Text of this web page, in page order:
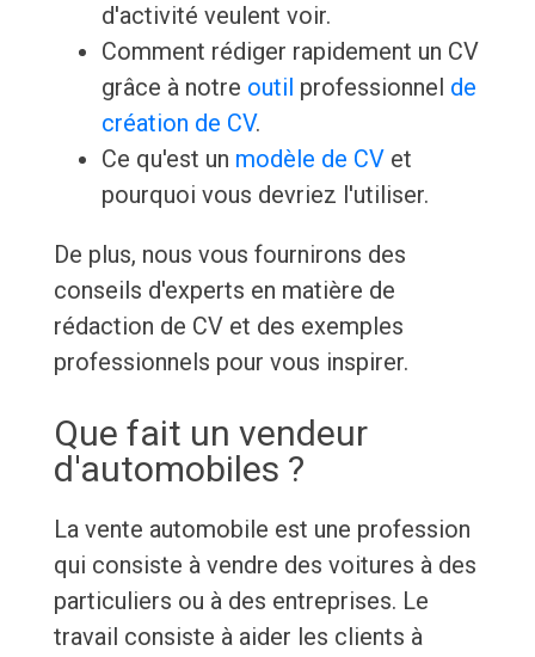
d'activité veulent voir.
Comment rédiger rapidement un CV
grâce à notre outil professionnel de
création de CV.
Ce qu'est un modèle de CVet
pourquoi vous devriez l'utiliser.
De plus, nous vous fournirons des
conseils d'experts en matière de
rédaction de CV et des exemples
professionnels pour vous inspirer.
Que fait un vendeur
d'automobiles ?
La vente automobile est une profession
qui consiste à vendre des voitures à des
particuliers ou à des entreprises. Le
travail consiste à aider les clients à